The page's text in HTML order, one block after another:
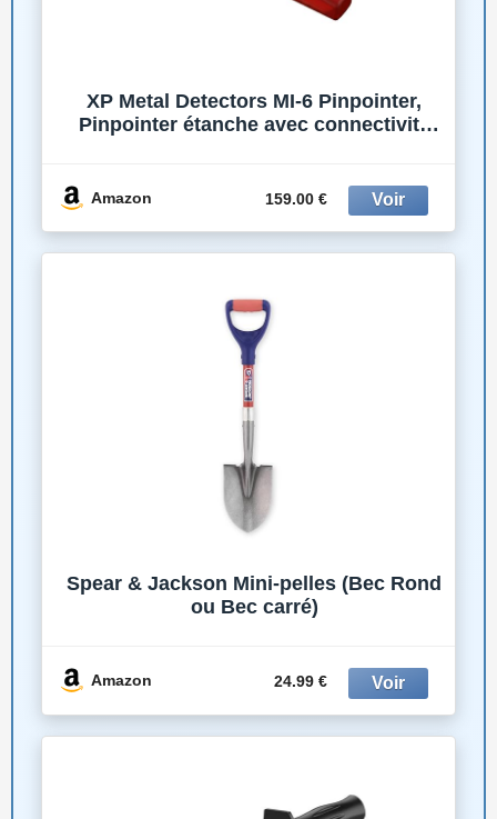
XP Metal Detectors MI-6 Pinpointer,
Pinpointer étanche avec connectivité
Amazon 159.00 €
Spear & Jackson Mini-pelles (Bec Rond
ou Bec carré)
Amazon 24.99 €